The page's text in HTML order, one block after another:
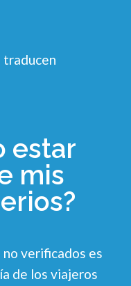
traducen
estar
mis
verificados es
de los viajeros